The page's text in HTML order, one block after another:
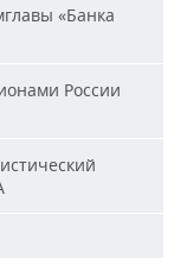
«Банка
России